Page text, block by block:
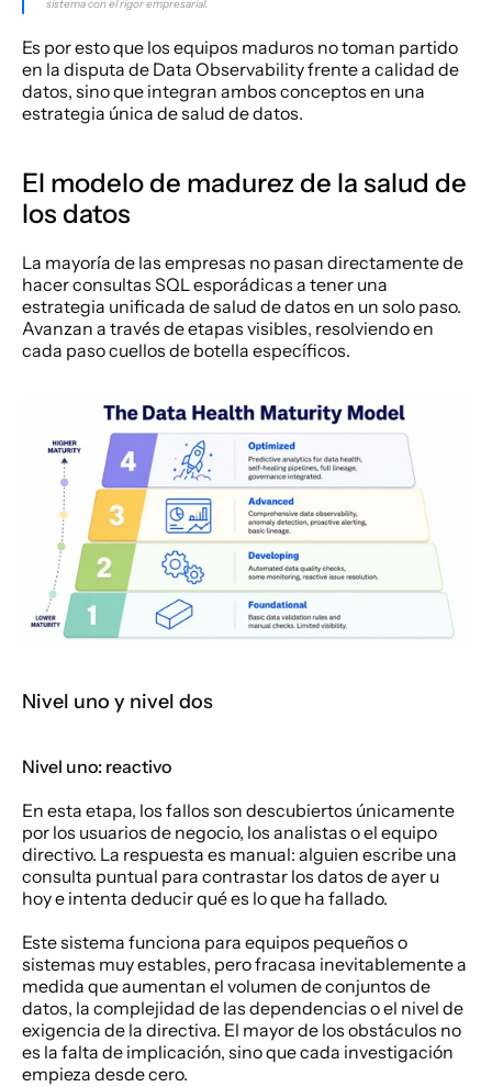
sistema con el rigor empresarial.
Es por esto que los equipos maduros no toman partido
en la disputa de Data Observability frente a calidad de
datos, sino que integran ambos conceptos en una
estrategia única de salud de datos.
El modelo de madurez de la salud de
los datos
La mayoría de las empresas no pasan directamente de
hacer consultas SQL esporádicas a tener una
estrategia unificada de salud de datos en un solo paso.
Avanzan a través de etapas visibles, resolviendo en
cada paso cuellos de botella específicos.
Nivel uno y nivel dos
Nivel uno: reactivo
En esta etapa, los fallos son descubiertos únicamente
por los usuarios de negocio, los analistas o el equipo
directivo. La respuesta es manual: alguien escribe una
consulta puntual para contrastar los datos de ayer u
hoy e intenta deducir qué es lo que ha fallado.
Este sistema funciona para equipos pequeños o
sistemas muy estables, pero fracasa inevitablemente a
medida que aumentan el volumen de conjuntos de
datos, la complejidad de las dependencias o el nivel de
exigencia de la directiva. El mayor de los obstáculos no
es la falta de implicación, sino que cada investigación
empieza desde cero.